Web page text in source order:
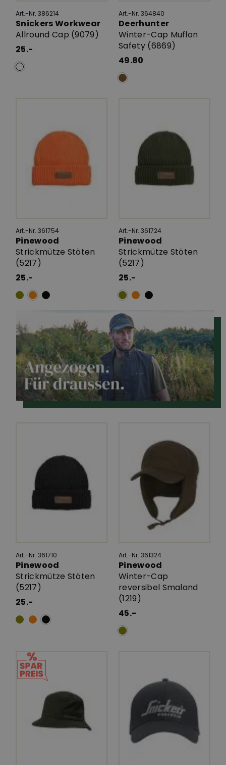
Art.-Nr. 386214
Snickers Workwear
Allround Cap (9079)
25.-
Art.-Nr. 364840
Deerhunter
Winter-Cap Muflon
Safety (6869)
49.80
Art.-Nr. 361754
Pinewood
Strickmütze Stöten
(5217)
25.-
Art.-Nr. 361724
Pinewood
Strickmütze Stöten
(5217)
25.-
Art.-Nr. 361710
Pinewood
Strickmütze Stöten
(5217)
25.-
Art.-Nr. 361324
Pinewood
Winter-Cap
reversibel Smaland
(1219)
45.-